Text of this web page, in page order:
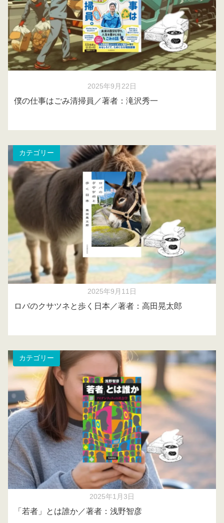
2025年9月22日
僕の仕事はごみ清掃員／著者：滝沢秀一
カテゴリー
2025年9月11日
ロバのクサツネと歩く日本／著者：高田晃太郎
カテゴリー
2025年1月3日
「若者」とは誰か／著者：浅野智彦